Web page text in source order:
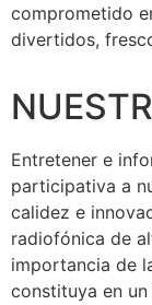
comprometido
divertidos,
Entretener e
participativa a
calidez e
radiofónica de
importancia de
constituya en